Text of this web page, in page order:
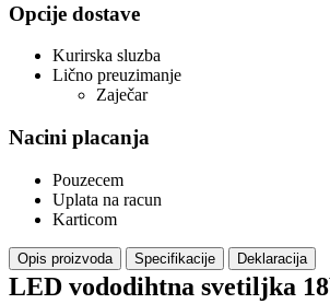
Opcije dostave
Kurirska sluzba
Lično preuzimanje
Zaječar
Nacini placanja
Pouzecem
Uplata na racun
Karticom
Opis proizvoda Specifikacije Deklaracija
LED vododihtna svetiljka